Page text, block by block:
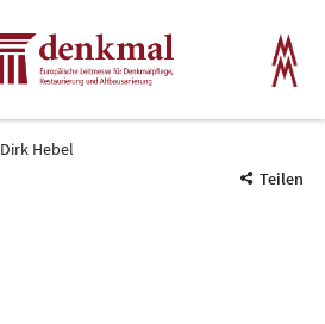
Dirk Hebel
Teilen